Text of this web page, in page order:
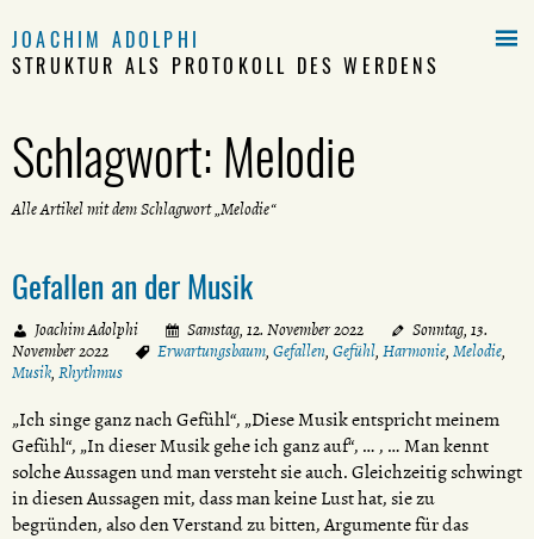
JOACHIM ADOLPHI
STRUKTUR ALS PROTOKOLL DES WERDENS
Schlagwort:Melodie
Alle Artikel mit dem Schlagwort „Melodie“
Gefallen an der Musik
Joachim Adolphi Samstag, 12. November 2022
Sonntag, 13.
November 2022
Erwartungsbaum, Gefallen, Gefühl, Harmonie, Melodie,
Musik, Rhythmus
„Ich singe ganz nach Gefühl“, „Diese Musik entspricht meinem
Gefühl“, „In dieser Musik gehe ich ganz auf“, … , … Man kennt
solche Aussagen und man versteht sie auch. Gleichzeitig schwingt
in diesen Aussagen mit, dass man keine Lust hat, sie zu
begründen, also den Verstand zu bitten, Argumente für das
